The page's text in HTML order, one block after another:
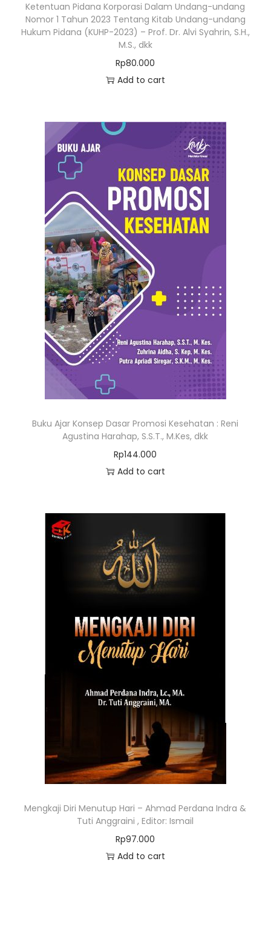
Ketentuan Pidana Korporasi Dalam Undang-undang
Nomor 1 Tahun 2023 Tentang Kitab Undang-undang
Hukum Pidana (KUHP-2023) – Prof. Dr. Alvi Syahrin, S.H.,
M.S., dkk
Rp80.000
Add to cart
Buku Ajar Konsep Dasar Promosi Kesehatan : Reni
Agustina Harahap, S.S.T., M.Kes, dkk
Rp144.000
Add to cart
Mengkaji Diri Menutup Hari – Ahmad Perdana Indra &
Tuti Anggraini , Editor: Ismail
Rp97.000
Add to cart